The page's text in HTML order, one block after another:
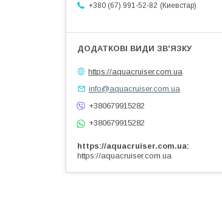
+380 (67) 991-52-82
Киевстар
https://aquacruiser.com.ua
info@aquacruiser.com.ua
+380679915282
+380679915282
https://aquacruiser.com.ua
https://aquacruiser.com.ua